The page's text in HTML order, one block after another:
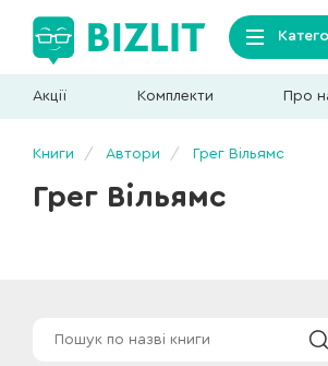
Акції Комплекти Про
Книги Автори Грег Вільямс
Грег Вільямс